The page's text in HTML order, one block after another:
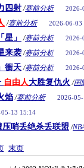
四射 /赛前分析 2026-
/赛前分析 2026-06-03
星」 /赛前分析 2026-
来袭 /赛前分析 2026-
衝天 /赛前分析 2026-
自由人大胜复仇火 /国
焰 /赛前分析 2026-
13 15:14
压哨丢绝杀丢联盟 /
末页